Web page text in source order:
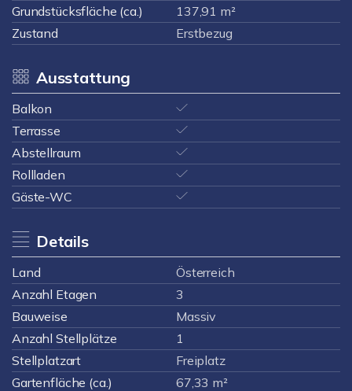
Grundstücksfläche (ca.)
137,91 m²
Zustand
Erstbezug
Ausstattung
Balkon
Terrasse
Abstellraum
Rollladen
Gäste-WC
Details
Land
Österreich
Anzahl Etagen
3
Bauweise
Massiv
Anzahl Stellplätze
1
Stellplatzart
Freiplatz
Gartenfläche (ca.)
67,33 m²